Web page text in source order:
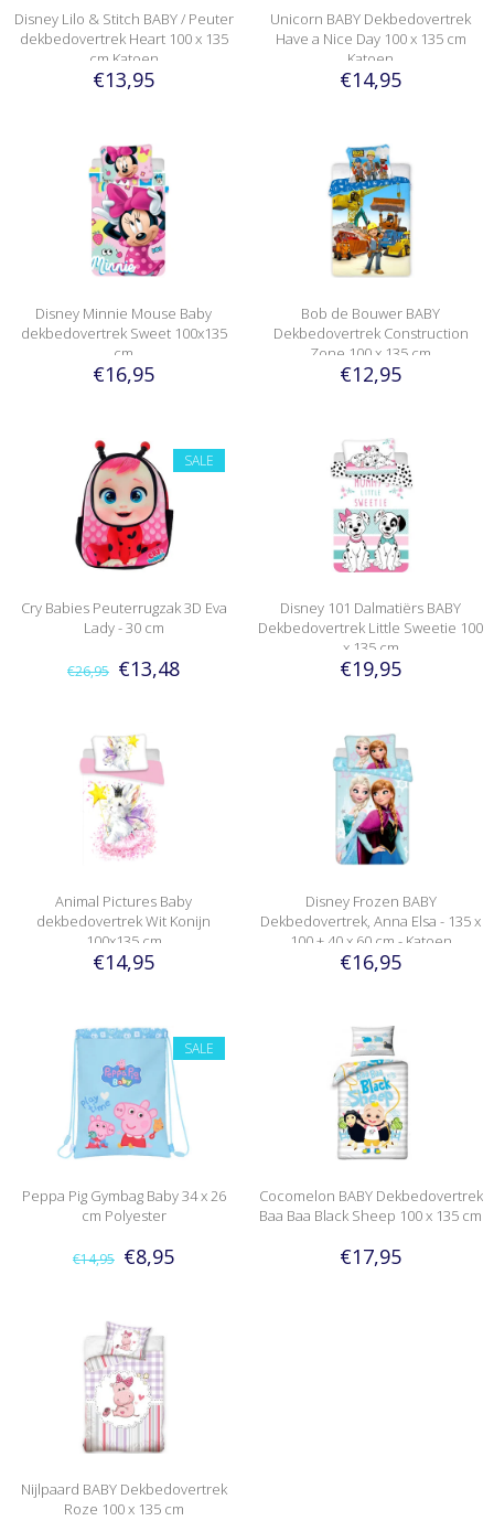
Disney Lilo & Stitch BABY / Peuter
dekbedovertrek Heart 100 x 135
cm Katoen
€13,95
Unicorn BABY Dekbedovertrek
Have a Nice Day 100 x 135 cm
Katoen
€14,95
Disney Minnie Mouse Baby
dekbedovertrek Sweet 100x135
cm
€16,95
Bob de Bouwer BABY
Dekbedovertrek Construction
Zone 100 x 135 cm
€12,95
SALE
Cry Babies Peuterrugzak 3D Eva
Lady - 30 cm
€26,95 €13,48
Disney 101 Dalmatiërs BABY
Dekbedovertrek Little Sweetie 100
x 135 cm
€19,95
Animal Pictures Baby
dekbedovertrek Wit Konijn
100x135 cm
€14,95
Disney Frozen BABY
Dekbedovertrek, Anna Elsa - 135 x
100 + 40 x 60 cm - Katoen
€16,95
SALE
Peppa Pig Gymbag Baby 34 x 26
cm Polyester
€14,95 €8,95
Cocomelon BABY Dekbedovertrek
Baa Baa Black Sheep 100 x 135 cm
€17,95
Nijlpaard BABY Dekbedovertrek
Roze 100 x 135 cm